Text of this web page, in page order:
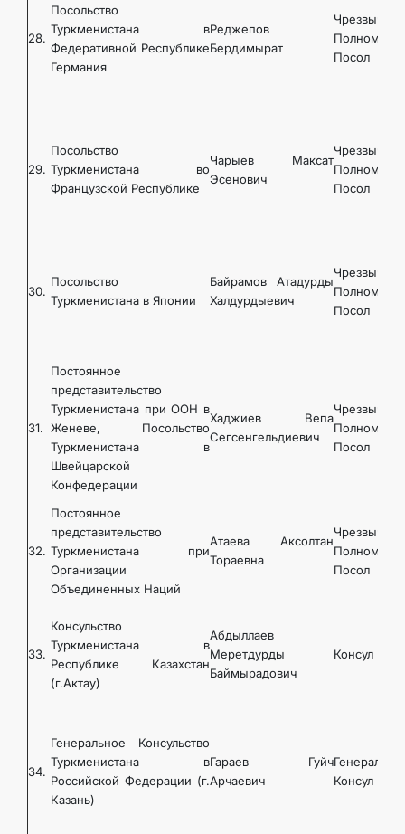
28.
Посольство
Туркменистана в
Федеративной Республике
Германия
Реджепов
Бердимырат
Посол
29.
Посольство
Туркменистана во
Французской Республике
Чарыев Максат
Эсенович
Посол
30.
Посольство
Туркменистана в Японии
Байрамов Атадурды
Халдурдыевич
Посол
31.
Постоянное
представительство
Туркменистана при ООН в
Женеве, Посольство
Туркменистана в
Швейцарской
Конфедерации
Хаджиев Вепа
Сегсенгельдиевич
Посол
32.
Постоянное
представительство
Туркменистана при
Организации
Объединенных Наций
Атаева Аксолтан
Тораевна
Посол
33.
Консульство
Туркменистана в
Республике Казахстан
(г.Актау)
Абдыллаев
Меретдурды
Баймырадович
Консул
34.
Генеральное Консульство
Туркменистана в
Российской Федерации (г.
Казань)
Гараев Гуйч
Арчаевич
Консул